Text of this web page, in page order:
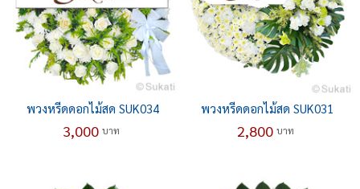
พวงหรีดดอกไม้สด SUK034
3,000 บาท
พวงหรีดดอกไม้สด SUK031
2,800 บาท